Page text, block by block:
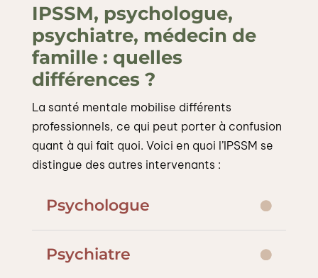
IPSSM, psychologue,
psychiatre, médecin de
famille : quelles
différences ?
La santé mentale mobilise différents
professionnels, ce qui peut porter à confusion
quant à qui fait quoi. Voici en quoi l’IPSSM se
distingue des autres intervenants :
Psychologue
Psychiatre